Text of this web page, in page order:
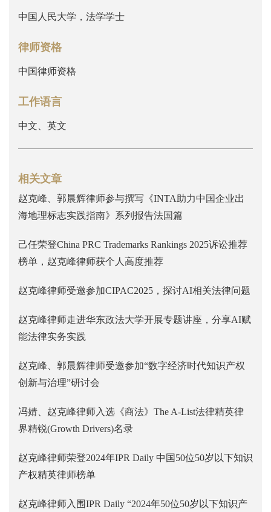
中国人民大学，法学学士
律师资格
中国律师资格
工作语言
中文、英文
相关文章
赵克峰、郭晨辉律师参与撰写《INTA助力中国企业出
海地理标志实践指南》系列报告法国篇
己任荣登China PRC Trademarks Rankings 2025诉讼推荐
榜单，赵克峰律师获个人高度推荐
赵克峰律师受邀参加CIPAC2025，探讨AI相关法律问题
赵克峰律师走进华东政法大学开展专题讲座，分享AI赋
能法律实务实践
赵克峰、郭晨辉律师受邀参加“数字经济时代知识产权
创新与治理”研讨会
冯婧、赵克峰律师入选《商法》The A-List法律精英律
界精锐(Growth Drivers)名录
赵克峰律师荣登2024年IPR Daily 中国50位50岁以下知识
产权精英律师榜单
赵克峰律师入围IPR Daily “2024年50位50岁以下知识产